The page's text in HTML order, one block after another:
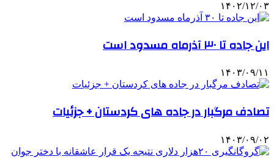
۱۴۰۲/۱۲/۰۳
این جاده تا ۳۰ آذرماه مسدود است
۱۴۰۳/۰۹/۱۱
تصادف مرگبار در جاده های کردستان + جزئیات
۱۴۰۳/۰۹/۰۲